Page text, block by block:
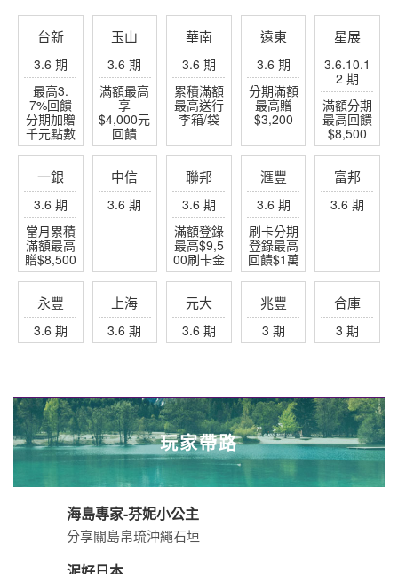
台新
3.6 期
最高3.
7%回饋
分期加贈
千元點數
玉山
3.6 期
滿額最高
享
$4,000元
回饋
華南
3.6 期
累積滿額
李箱/袋
遠東
3.6 期
分期滿額
$3,200
星展
3.6.10.1
2 期
滿額分期
最高回饋
$8,500
一銀
3.6 期
當月累積
滿額最高
贈$8,500
中信 聯邦
3.6 期
滿額登錄
最高$9,5
00刷卡金
滙豐
3.6 期
刷卡分期
登錄最高
回饋$1萬
富邦
永豐 上海 元大 兆豐 合庫
玩家帶路
海島專家-芬妮小公主
分享關島帛琉沖繩石垣